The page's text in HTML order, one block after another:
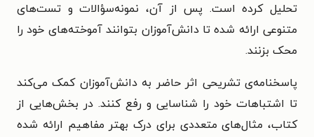
تحلیل کرده است. پس از آن، نمونه‌سؤالات و تست‌های
متنوعی ارائه شده تا دانش‌آموزان بتوانند آموخته‌های خود را
محک بزنند.
پاسخنامه‌ی تشریحی اثر حاضر به دانش‌آموزان کمک می‌کند
تا اشتباهات خود را شناسایی و رفع کنند. در بخش‌هایی از
کتاب، مثال‌های متعددی برای درک بهتر مفاهیم ارائه شده